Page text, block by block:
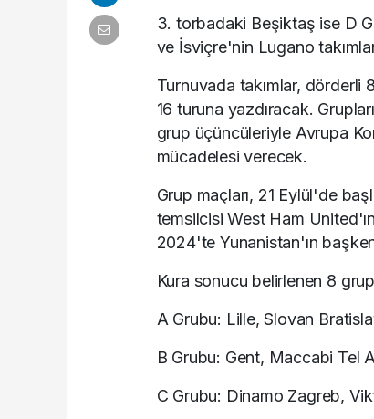
3. torbadaki Beşiktaş ise D
ve İsviçre'nin Lugano
Turnuvada takımlar, dörderli
16 turuna yazdıracak.
grup üçüncüleriyle Avrupa
mücadelesi verecek.
Grup maçları, 21 Eylül'de
temsilcisi West Ham
2024'te Yunanistan'ın
Kura sonucu belirlenen 8
A Grubu: Lille, Slovan
B Grubu: Gent, Maccabi Tel
C Grubu: Dinamo Zagreb,